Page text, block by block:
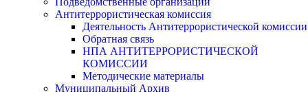
Антитеррористическая комиссия
Деятельность Антитеррористической комиссии
Обратная связь
НПА АНТИТЕРРОРИСТИЧЕСКОЙ
КОМИССИИ
Методические материалы
Муниципальный Архив